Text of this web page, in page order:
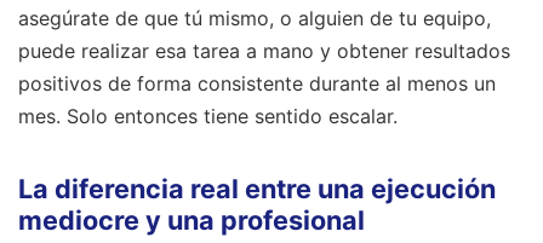
asegúrate de que tú mismo, o alguien de tu equipo,
puede realizar esa tarea a mano y obtener resultados
positivos de forma consistente durante al menos un
mes. Solo entonces tiene sentido escalar.
La diferencia real entre una ejecución
mediocre y una profesional